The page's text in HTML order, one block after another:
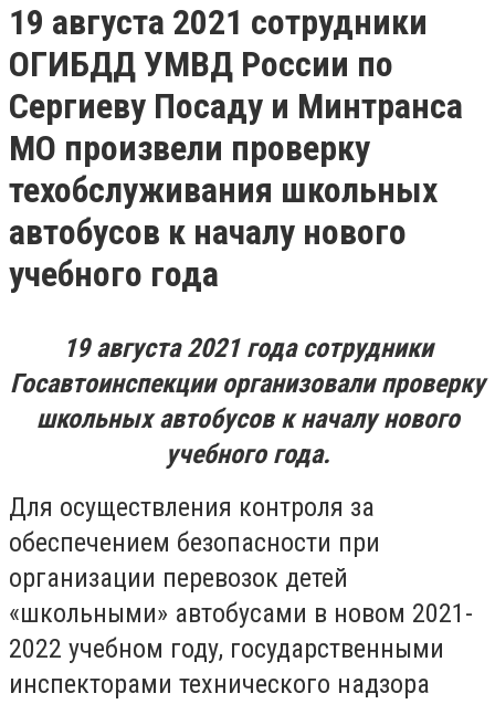
19 августа 2021 сотрудники
ОГИБДД УМВД России по
Сергиеву Посаду и Минтранса
МО произвели проверку
техобслуживания школьных
автобусов к началу нового
учебного года
19 августа 2021 года сотрудники
Госавтоинспекции организовали проверку
школьных автобусов к началу нового
учебного года.
Для осуществления контроля за
обеспечением безопасности при
организации перевозок детей
«школьными» автобусами в новом 2021-
2022 учебном году, государственными
инспекторами технического надзора